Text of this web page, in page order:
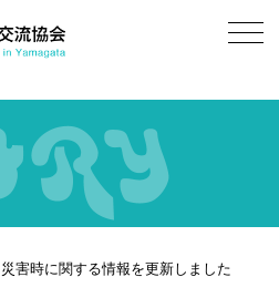
害時に関する情報を更新しました